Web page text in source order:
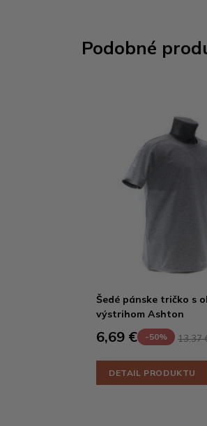
Podobné
Šedé pánske tričko s
výstrihom Ashton
6,69 € -50% 13,37
DETAIL PRODUKTU